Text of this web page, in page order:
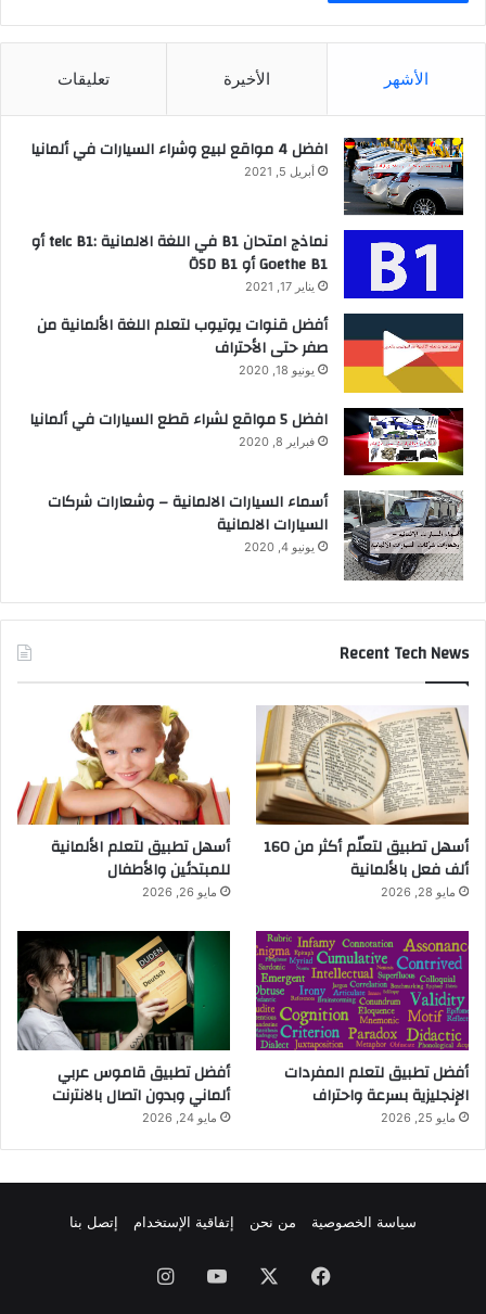
الأشهر الأخيرة تعليقات
افضل 4 مواقع لبيع وشراء السيارات في ألمانيا
أبريل 5, 2021
نماذج امتحان B1 في اللغة الالمانية :telc B1 أو
Goethe B1 أو ÖSD B1
يناير 17, 2021
أفضل قنوات يوتيوب لتعلم اللغة الألمانية من
صفر حتى الأحتراف
يونيو 18, 2020
افضل 5 مواقع لشراء قطع السيارات في ألمانيا
فبراير 8, 2020
أسماء السيارات الالمانية – وشعارات شركات
السيارات الالمانية
يونيو 4, 2020
Recent Tech News
أسهل تطبيق لتعلّم أكثر من 160
ألف فعل بالألمانية
مايو 28, 2026
أسهل تطبيق لتعلم الألمانية
للمبتدئين والأطفال
مايو 26, 2026
أفضل تطبيق لتعلم المفردات
الإنجليزية بسرعة واحتراف
مايو 25, 2026
أفضل تطبيق قاموس عربي
ألماني وبدون اتصال بالانترنت
مايو 24, 2026
سياسة الخصوصية من نحن إتفاقية الإستخدام إتصل بنا
فيسبوك ‫YouTubeانستقرام